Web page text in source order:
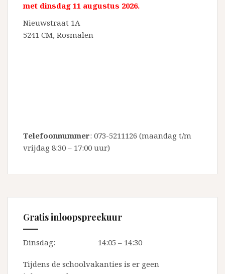
met dinsdag 11 augustus 2026.
Nieuwstraat 1A
5241 CM, Rosmalen
Telefoonnummer: 073-5211126 (maandag t/m
vrijdag 8:30 – 17:00 uur)
Gratis inloopspreekuur
Dinsdag: 14:05 – 14:30
Tijdens de schoolvakanties is er geen